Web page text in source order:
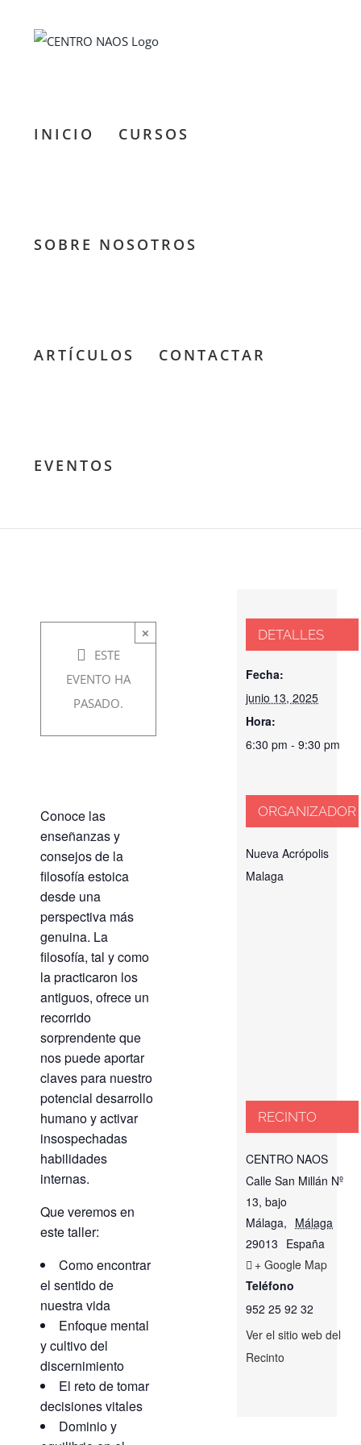
INICIO CURSOS
SOBRE NOSOTROS
ARTÍCULOS CONTACTAR
EVENTOS
×
ESTE
EVENTO HA
PASADO.
2025 @
6:30 pm
-9:30
pm
Conoce las
enseñanzas y
consejos de la
filosofía estoica
desde una
perspectiva más
genuina. La
filosofía, tal y como
la practicaron los
antiguos, ofrece un
recorrido
sorprendente que
nos puede aportar
claves para nuestro
potencial desarrollo
humano y activar
insospechadas
habilidades
internas.
Que veremos en
este taller:
Como encontrar
el sentido de
nuestra vida
Enfoque mental
y cultivo del
discernimiento
El reto de tomar
decisiones vitales
Dominio y
DETALLES
Fecha:
junio 13, 2025
Hora:
6:30 pm - 9:30 pm
ORGANIZADOR
Nueva Acrópolis
Malaga
RECINTO
CENTRO NAOS
Calle San Millán Nº
13, bajo
Málaga, Málaga
29013 España
+ Google Map
Teléfono
952 25 92 32
Ver el sitio web del
Recinto